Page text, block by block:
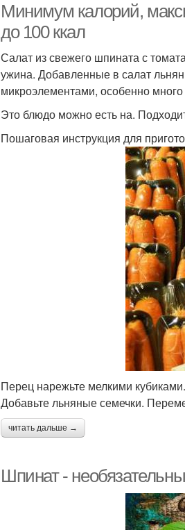
Минимум калорий,
до 100 ккал
Салат из свежего шпината с
ужина. Добавленные в салат
микроэлементами, особенно
Это блюдо можно есть на.
Пошаговая инструкция для
Перец нарежьте мелкими
Добавьте льняные семечки.
читать дальше →
Шпинат -